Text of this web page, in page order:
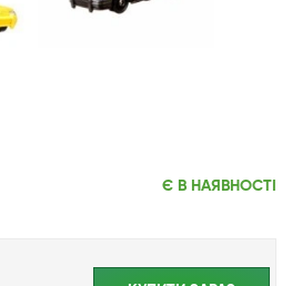
Є В НАЯВНОСТІ